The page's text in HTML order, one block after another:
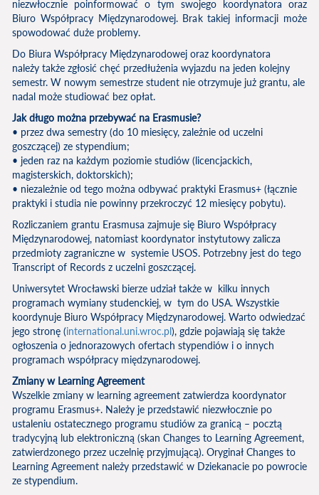
niezwłocznie poinformować o tym swojego koordynatora oraz
Biuro Współpracy Międzynarodowej. Brak takiej informacji może
spowodować duże problemy.
Do Biura Współpracy Międzynarodowej oraz koordynatora
należy także zgłosić chęć przedłużenia wyjazdu na jeden kolejny
semestr. W nowym semestrze student nie otrzymuje już grantu, ale
nadal może studiować bez opłat.
Jak długo można przebywać na Erasmusie?
• przez dwa semestry (do 10 miesięcy, zależnie od uczelni
goszczącej) ze stypendium;
• jeden raz na każdym poziomie studiów (licencjackich,
magisterskich, doktorskich);
• niezależnie od tego można odbywać praktyki Erasmus+ (łącznie
praktyki i studia nie powinny przekroczyć 12 miesięcy pobytu).
Rozliczaniem grantu Erasmusa zajmuje się Biuro Współpracy
Międzynarodowej, natomiast koordynator instytutowy zalicza
przedmioty zagraniczne w systemie USOS. Potrzebny jest do tego
Transcript of Records z uczelni goszczącej.
Uniwersytet Wrocławski bierze udział także w kilku innych
programach wymiany studenckiej, w tym do USA. Wszystkie
koordynuje Biuro Współpracy Międzynarodowej. Warto odwiedzać
jego stronę (international.uni.wroc.pl), gdzie pojawiają się także
ogłoszenia o jednorazowych ofertach stypendiów i o innych
programach współpracy międzynarodowej.
Zmiany w Learning Agreement
Wszelkie zmiany w learning agreement zatwierdza koordynator
programu Erasmus+. Należy je przedstawić niezwłocznie po
ustaleniu ostatecznego programu studiów za granicą – pocztą
tradycyjną lub elektroniczną (skan Changes to Learning Agreement,
zatwierdzonego przez uczelnię przyjmującą). Oryginał Changes to
Learning Agreement należy przedstawić w Dziekanacie po powrocie
ze stypendium.